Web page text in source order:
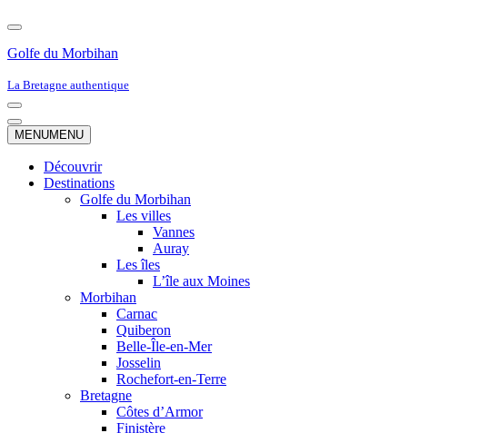
Golfe du Morbihan
La Bretagne authentique
Menu
de
navigation
Menu
de
MENUMENU
Découvrir
Destinations
Golfe du Morbihan
Les villes
Vannes
Auray
Les îles
L’île aux Moines
Morbihan
Carnac
Quiberon
Belle-Île-en-Mer
Josselin
Rochefort-en-Terre
Bretagne
Côtes d’Armor
Finistère